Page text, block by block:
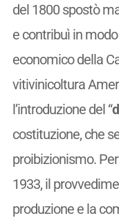
del 1800 spostò
e contribuì in
economico della
vitivinicoltura
l’introduzione del “
costituzione, che
proibizionismo.
1933, il
produzione e la